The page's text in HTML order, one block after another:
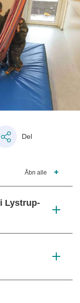
Del
Åbn alle
Lystrup-